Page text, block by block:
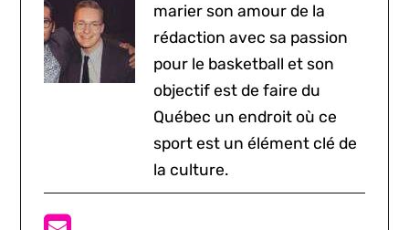
marier son amour de la
rédaction avec sa passion
pour le basketball et son
objectif est de faire du
Québec un endroit où ce
sport est un élément clé de
la culture.